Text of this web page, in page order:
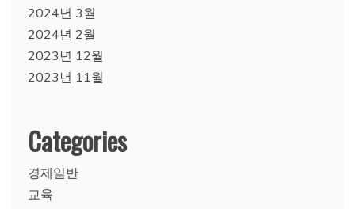
2024년 3월
2024년 2월
2023년 12월
2023년 11월
Categories
경제일반
교육